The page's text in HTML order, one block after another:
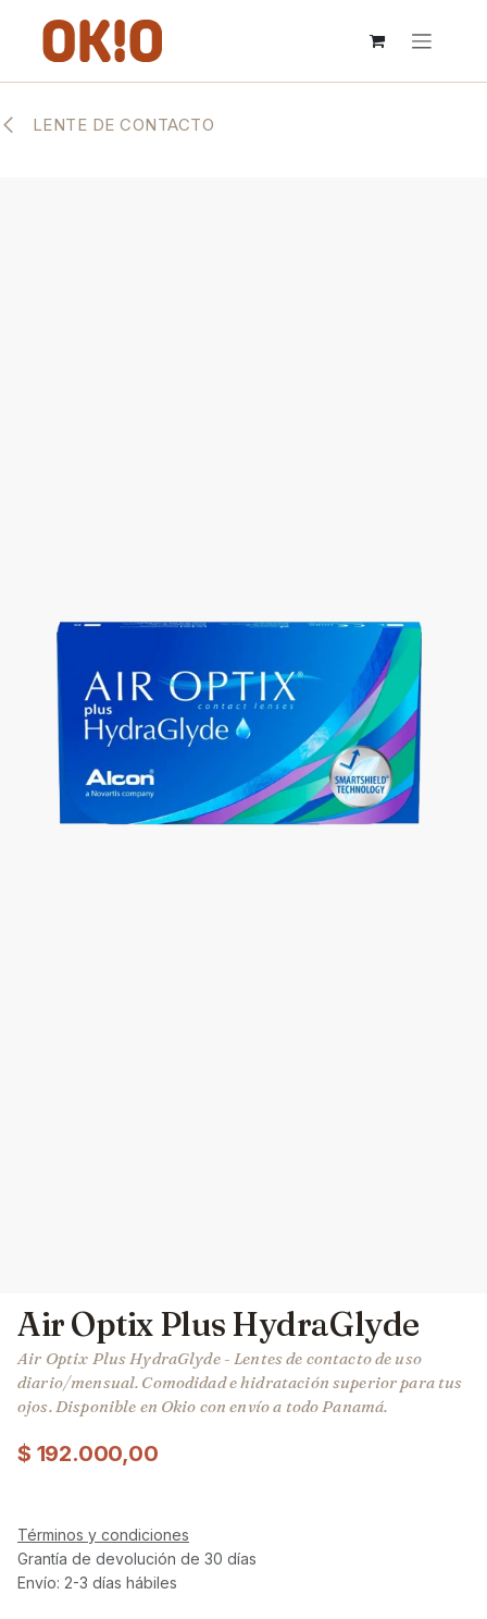
LENTE DE CONTACTO
Air Optix Plus HydraGlyde
Air Optix Plus HydraGlyde - Lentes de contacto de uso
diario/mensual. Comodidad e hidratación superior para tus
ojos. Disponible en Okio con envío a todo Panamá.
$ 192.000,00
Términos y condiciones
Grantía de devolución de 30 días
Envío: 2-3 días hábiles